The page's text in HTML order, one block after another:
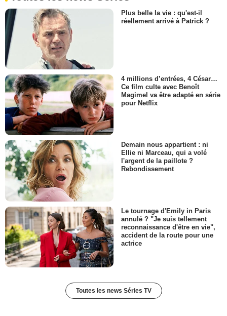
Plus belle la vie : qu'est-il
réellement arrivé à Patrick ?
4 millions d’entrées, 4 César…
Ce film culte avec Benoît
Magimel va être adapté en série
pour Netflix
Demain nous appartient : ni
Ellie ni Marceau, qui a volé
l'argent de la paillote ?
Rebondissement
Le tournage d'Emily in Paris
annulé ? "Je suis tellement
reconnaissance d'être en vie",
accident de la route pour une
actrice
Toutes les news Séries TV